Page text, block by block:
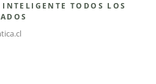
TODOS LOS